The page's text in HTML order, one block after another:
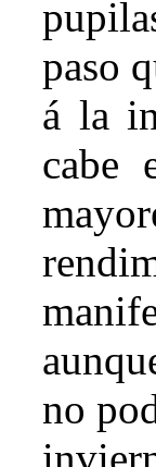
paso
á la
cabe
no